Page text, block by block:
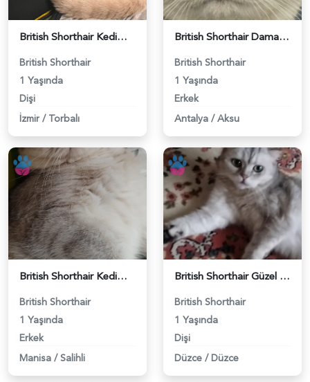
British Shorthair Kedime Eş Arıyorum - 118984649
British Shorthair
1 Yaşında
Dişi
İzmir / Torbalı
British Shorthair Damadımıza Gelin Arıyoruz - 118984627
British Shorthair
1 Yaşında
Erkek
Antalya / Aksu
British Shorthair Kedimize eş arıyoruz - 118984628
British Shorthair
1 Yaşında
Erkek
Manisa / Salihli
British Shorthair Güzel kızımıza eş arıyoruz - 118984633
British Shorthair
1 Yaşında
Dişi
Düzce / Düzce